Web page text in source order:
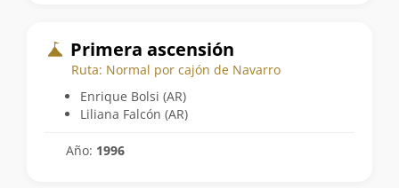
Primera ascensión
Ruta: Normal por cajón de Navarro
Enrique Bolsi (AR)
Liliana Falcón (AR)
Año: 1996